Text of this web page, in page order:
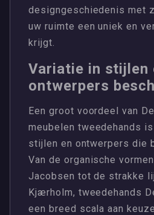
designgeschiedenis met
uw ruimte een uniek en
krijgt.
Variatie in stijlen
ontwerpers
Een groot voordeel van
meubelen tweedehands
stijlen en ontwerpers die
Van de organische
Jacobsen tot de strakke
Kjærholm, tweedehands
een breed scala aan